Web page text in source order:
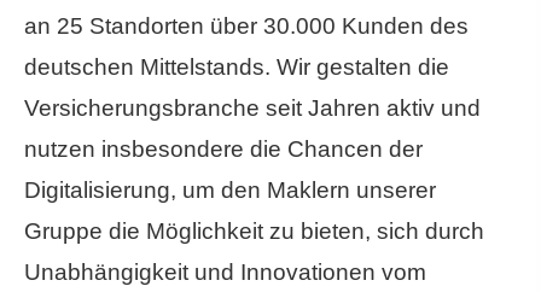
an 25 Standorten über 30.000 Kunden des
deutschen Mittelstands. Wir gestalten die
Versicherungsbranche seit Jahren aktiv und
nutzen insbesondere die Chancen der
Digitalisierung, um den Maklern unserer
Gruppe die Möglichkeit zu bieten, sich durch
Unabhängigkeit und Innovationen vom